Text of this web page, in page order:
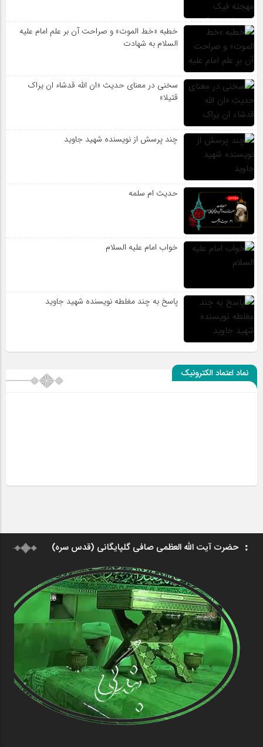
خطبه «خط الموت» و صراحت آن بر علم امام علیه
السلام به شهادت
سخنی در معنای حدیث «ان الله قدشاء ان یراک
قتیلا»
چند پرسش از نویسنده شهید جاوید
حدیث ام سلمه
خواب امام علیه السلام
پاسخ به چند مغلطه نویسنده شهید جاوید
نماد اعتماد الکترونیک
حضرت آیت الله العظمی صافی گلپایگانی (قدس سره)